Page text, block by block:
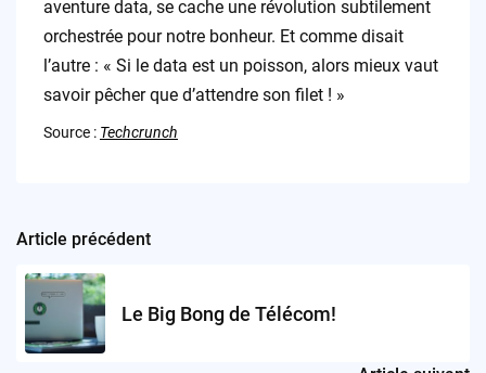
aventure data, se cache une révolution subtilement
orchestrée pour notre bonheur. Et comme disait
l’autre : « Si le data est un poisson, alors mieux vaut
savoir pêcher que d’attendre son filet ! »
Source : Techcrunch
Post
navigation
Article précédent
Le Big Bong de Télécom!